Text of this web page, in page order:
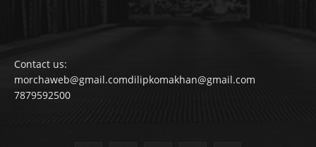
Contact us:
morchaweb@gmail.comdilipkomakhan@gmail.com
7879592500